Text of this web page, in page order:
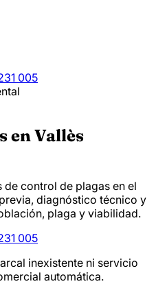
005
en Vallès
control de plagas en el
diagnóstico técnico y
plaga y viabilidad.
005
inexistente ni servicio
automática.